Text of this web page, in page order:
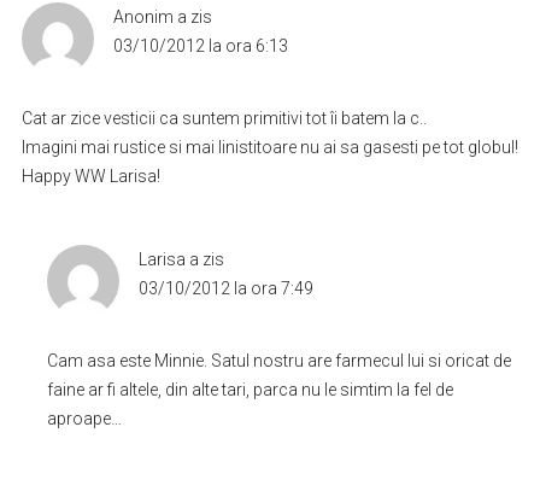
Anonim a zis
03/10/2012 la ora 6:13
Cat ar zice vesticii ca suntem primitivi tot îi batem la c..
Imagini mai rustice si mai linistitoare nu ai sa gasesti pe tot globul!
Happy WW Larisa!
Larisa a zis
03/10/2012 la ora 7:49
Cam asa este Minnie. Satul nostru are farmecul lui si oricat de
faine ar fi altele, din alte tari, parca nu le simtim la fel de
aproape…